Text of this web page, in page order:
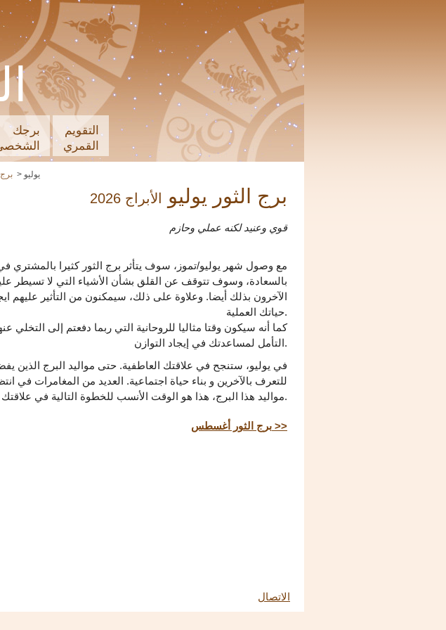
برجك
التقويم
القمري
برج يوليو
برج الثور يوليو الأبراج 2026
قوي وعنيد لكنه عملي وحازم
مع وصول شهر يوليو/تموز، سوف يتأثر برج الثور كثيرا بالمشتري
بالسعادة، وسوف تتوقف عن القلق بشأن الأشياء التي لا تسيطر
الآخرون بذلك أيضا. وعلاوة على ذلك، سيمكنون من التأثير عليهم
حياتك العملية.
كما أنه سيكون وقتا مثاليا للروحانية التي ربما دفعتم إلى التخلي
التأمل لمساعدتك في إيجاد التوازن.
في يوليو، ستنجح في علاقتك العاطفية. حتى مواليد البرج الذين
للتعرف بالآخرين و بناء حياة اجتماعية. العديد من المغامرات في
مواليد هذا البرج، هذا هو الوقت الأنسب للخطوة التالية في علاقتك العاطفية.
برج الثور أغسطس >>
الاتصال